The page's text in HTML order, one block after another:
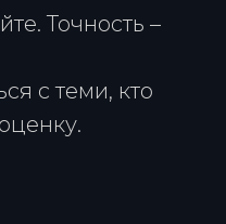
Точность –
с теми, кто